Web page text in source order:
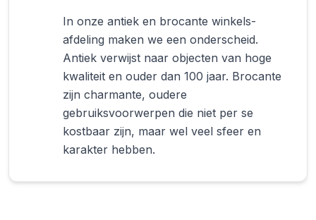
In onze antiek en brocante winkels-
afdeling maken we een onderscheid.
Antiek verwijst naar objecten van hoge
kwaliteit en ouder dan 100 jaar. Brocante
zijn charmante, oudere
gebruiksvoorwerpen die niet per se
kostbaar zijn, maar wel veel sfeer en
karakter hebben.